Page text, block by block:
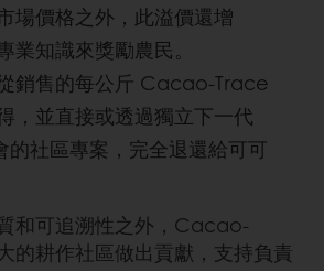
場價格之外，此溢價還增
業知識來獎勵農民。
銷售的每公斤 Cacao-Trace
，並直接或透過獨立下一代
社區專案，完全退還給可可
和可追溯性之外，Cacao-
的耕作社區做出貢獻，支持負責